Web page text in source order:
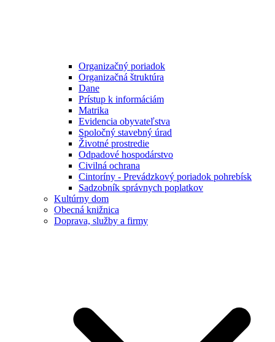
Organizačný poriadok
Organizačná štruktúra
Dane
Prístup k informáciám
Matrika
Evidencia obyvateľstva
Spoločný stavebný úrad
Životné prostredie
Odpadové hospodárstvo
Civilná ochrana
Cintoríny - Prevádzkový poriadok pohrebísk
Sadzobník správnych poplatkov
Kultúrny dom
Obecná knižnica
Doprava, služby a firmy